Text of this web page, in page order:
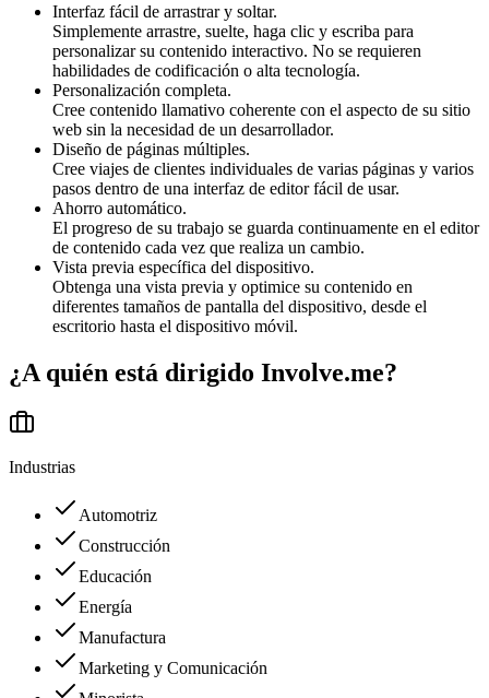
Interfaz fácil de arrastrar y soltar.
Simplemente arrastre, suelte, haga clic y escriba para
personalizar su contenido interactivo. No se requieren
habilidades de codificación o alta tecnología.
Personalización completa.
Cree contenido llamativo coherente con el aspecto de su sitio
web sin la necesidad de un desarrollador.
Diseño de páginas múltiples.
Cree viajes de clientes individuales de varias páginas y varios
pasos dentro de una interfaz de editor fácil de usar.
Ahorro automático.
El progreso de su trabajo se guarda continuamente en el editor
de contenido cada vez que realiza un cambio.
Vista previa específica del dispositivo.
Obtenga una vista previa y optimice su contenido en
diferentes tamaños de pantalla del dispositivo, desde el
escritorio hasta el dispositivo móvil.
¿A quién está dirigido Involve.me?
Industrias
Automotriz
Construcción
Educación
Energía
Manufactura
Marketing y Comunicación